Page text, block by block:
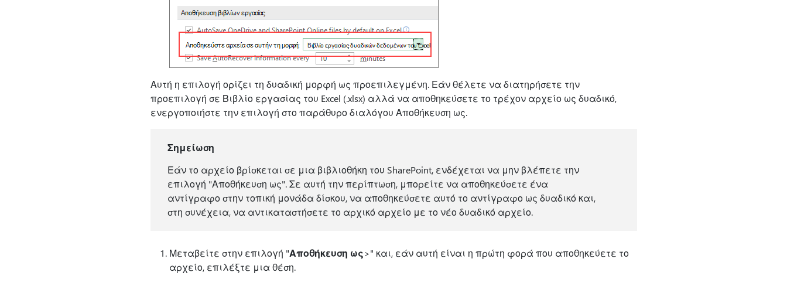
Αυτή η επιλογή ορίζει τη δυαδική μορφή ως προεπιλεγμένη. Εάν θέλετε να διατηρήσετε την
προεπιλογή σε Βιβλίο εργασίας του Excel (.xlsx) αλλά να αποθηκεύσετε το τρέχον αρχείο ως δυαδικό,
ενεργοποιήστε την επιλογή στο παράθυρο διαλόγου Αποθήκευση ως.
Σημείωση
Εάν το αρχείο βρίσκεται σε μια βιβλιοθήκη του SharePoint, ενδέχεται να μην βλέπετε την
επιλογή "Αποθήκευση ως". Σε αυτή την περίπτωση, μπορείτε να αποθηκεύσετε ένα
αντίγραφο στην τοπική μονάδα δίσκου, να αποθηκεύσετε αυτό το αντίγραφο ως δυαδικό και,
στη συνέχεια, να αντικαταστήσετε το αρχικό αρχείο με το νέο δυαδικό αρχείο.
Μεταβείτε στην επιλογή "Αποθήκευση ως>" και, εάν αυτή είναι η πρώτη φορά που αποθηκεύετε το
αρχείο, επιλέξτε μια θέση.